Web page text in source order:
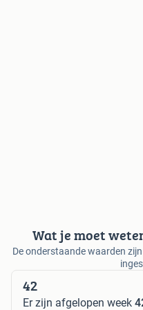
Wat je moet
De onderstaande waarden
42
Er zijn afgelopen week